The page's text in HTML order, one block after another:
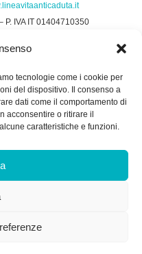
tecnologie come i cookie per
del dispositivo. Il consenso a
dati come il comportamento di
acconsentire o ritirare il
caratteristiche e funzioni.
P. IVA IT 01404710350
Policy
17.30
17.00